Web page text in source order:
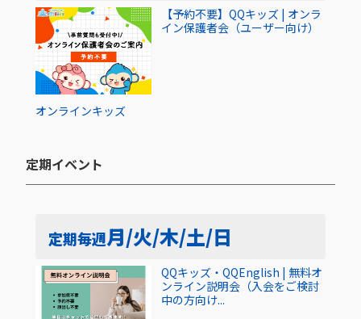
オンラインキッズ
【予約不要】QQキッズ | オンラ
イン保護者会（ユーザー向け）
定期イベント​
定期毎週月/火/木/土/日
QQキッズ・QQEnglish | 無料オ
ンライン説明会（入会をご検討
中の方向け...